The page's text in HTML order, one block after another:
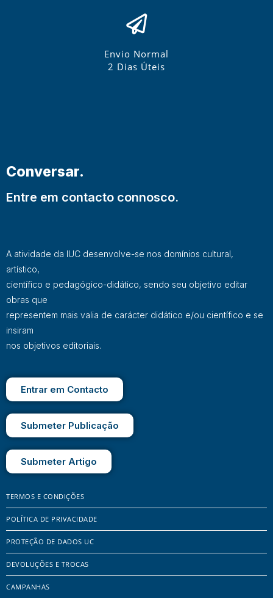
Envio Normal
2 Dias Úteis
Conversar.
Entre em contacto connosco.
A atividade da IUC desenvolve-se nos domínios cultural,
artístico,
científico e pedagógico-didático, sendo seu objetivo editar
obras que
representem mais valia de carácter didático e/ou científico e se
insiram
nos objetivos editoriais.
Entrar em Contacto
Submeter Publicação
Submeter Artigo
TERMOS E CONDIÇÕES
POLÍTICA DE PRIVACIDADE
PROTEÇÃO DE DADOS UC
DEVOLUÇÕES E TROCAS
CAMPANHAS